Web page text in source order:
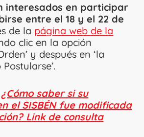
interesados en participar
entre el 18 y el 22 de
de la página web de la
clic en la opción
y después en ‘la
¿Cómo saber si su
el SISBÉN fue modificada
Link de consulta